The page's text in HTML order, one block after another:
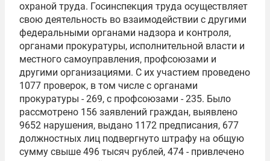
охраной труда. Госинспекция труда осуществляет
свою деятельность во взаимодействии с другими
федеральными органами надзора и контроля,
органами прокуратуры, исполнительной власти и
местного самоуправления, профсоюзами и
другими организациями. С их участием проведено
1077 проверок, в том числе с органами
прокуратуры - 269, с профсоюзами - 235. Было
рассмотрено 156 заявлений граждан, выявлено
9652 нарушения, выдано 1172 предписания, 677
должностных лиц подвергнуто штрафу на общую
сумму свыше 496 тысяч рублей, 474 - привлечено